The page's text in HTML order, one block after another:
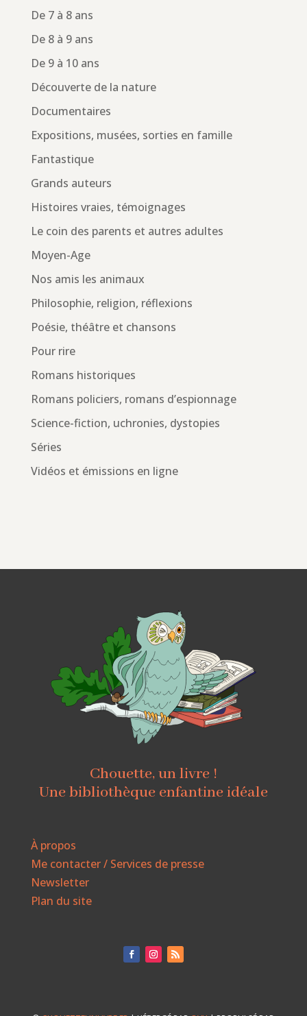
De 7 à 8 ans
De 8 à 9 ans
De 9 à 10 ans
Découverte de la nature
Documentaires
Expositions, musées, sorties en famille
Fantastique
Grands auteurs
Histoires vraies, témoignages
Le coin des parents et autres adultes
Moyen-Age
Nos amis les animaux
Philosophie, religion, réflexions
Poésie, théâtre et chansons
Pour rire
Romans historiques
Romans policiers, romans d’espionnage
Science-fiction, uchronies, dystopies
Séries
Vidéos et émissions en ligne
Chouette, un livre !
Une bibliothèque enfantine idéale
À propos
Me contacter / Services de presse
Newsletter
Plan du site